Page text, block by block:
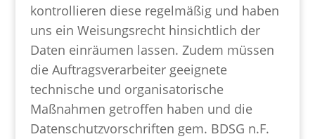
kontrollieren diese regelmäßig und haben
uns ein Weisungsrecht hinsichtlich der
Daten einräumen lassen. Zudem müssen
die Auftragsverarbeiter geeignete
technische und organisatorische
Maßnahmen getroffen haben und die
Datenschutzvorschriften gem. BDSG n.F.